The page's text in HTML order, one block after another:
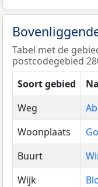
Tabel met de
postcodegebied
Soort gebied
Weg
Woonplaats
Buurt
Wijk